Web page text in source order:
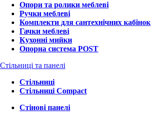
Опори та ролики меблеві
Ручки меблеві
Комплекти для сантехнічних кабінок
Гачки меблеві
Кухонні мийки
Опорна система POST
Стільниці та панелі
Стільниці
Стільниці Compact
Стінові панелі